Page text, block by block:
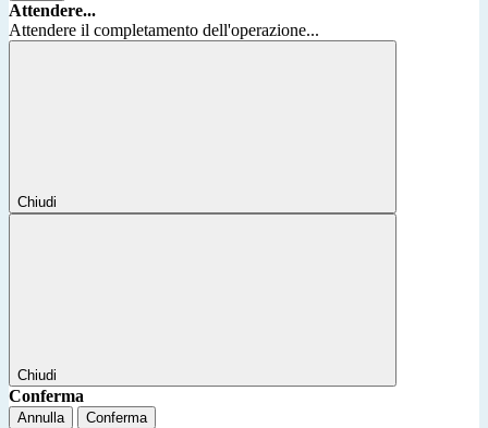
Attendere...
Attendere il completamento dell'operazione...
Chiudi
Chiudi
Conferma
Annulla Conferma